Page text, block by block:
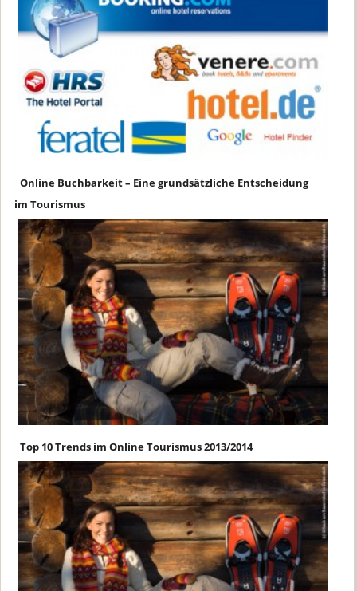
Online Buchbarkeit – Eine grundsätzliche Entscheidung
im Tourismus
Top 10 Trends im Online Tourismus 2013/2014